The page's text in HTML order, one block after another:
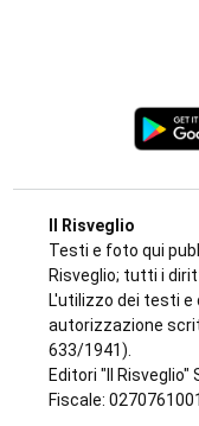
Il Risveglio
Testi e foto qui
Risveglio; tutti i
L'utilizzo dei testi e
autorizzazione
633/1941).
Editori "Il Risveglio"
Fiscale: